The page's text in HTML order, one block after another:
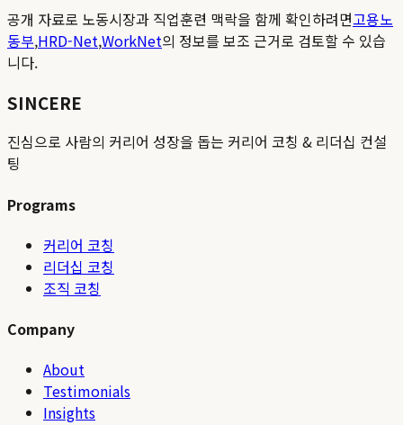
공개 자료로 노동시장과 직업훈련 맥락을 함께 확인하려면고용노
동부,HRD-Net,WorkNet의 정보를 보조 근거로 검토할 수 있습
니다.
SINCERE
진심으로 사람의 커리어 성장을 돕는 커리어 코칭 & 리더십 컨설
팅
Programs
커리어 코칭
리더십 코칭
조직 코칭
Company
About
Testimonials
Insights